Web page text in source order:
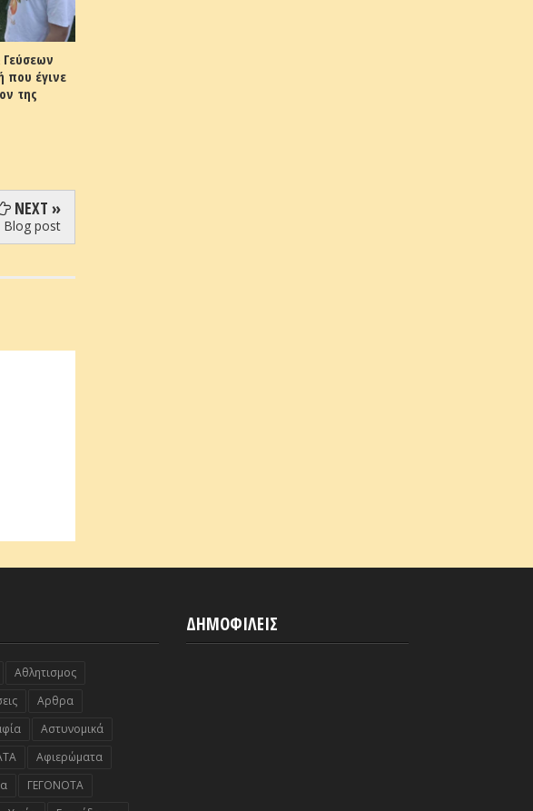
έγινε
Ανδραβίδας-Κυλλήνης:
NEXT »
Blog post
Αθλητισμος
Αρθρα
Αστυνομικά
Αφιερώματα
ΓΕΓΟΝΟΤΑ
ΔΗΜΟΦΙΛΕΙΣ